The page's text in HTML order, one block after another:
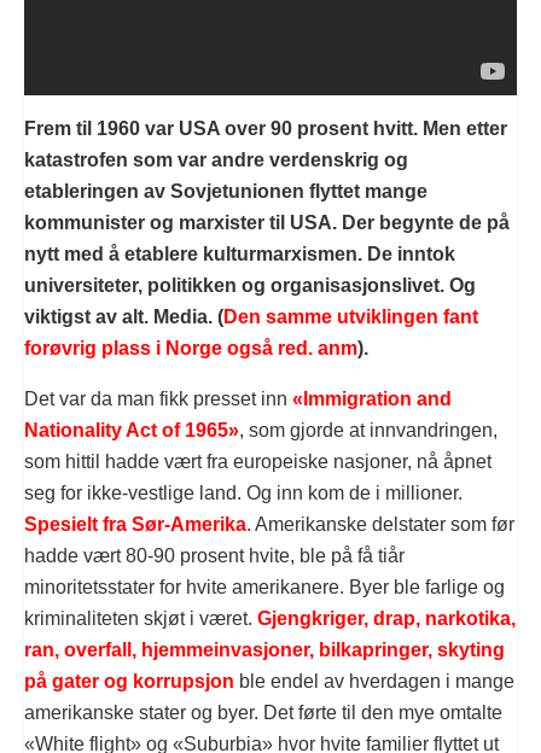
Frem til 1960 var USA over 90 prosent hvitt. Men etter
katastrofen som var andre verdenskrig og
etableringen av Sovjetunionen flyttet mange
kommunister og marxister til USA. Der begynte de på
nytt med å etablere kulturmarxismen. De inntok
universiteter, politikken og organisasjonslivet. Og
viktigst av alt. Media. (Den samme utviklingen fant
forøvrig plass i Norge også red. anm).
Det var da man fikk presset inn «Immigration and
Nationality Act of 1965», som gjorde at innvandringen,
som hittil hadde vært fra europeiske nasjoner, nå åpnet
seg for ikke-vestlige land. Og inn kom de i millioner.
Spesielt fra Sør-Amerika. Amerikanske delstater som før
hadde vært 80-90 prosent hvite, ble på få tiår
minoritetsstater for hvite amerikanere. Byer ble farlige og
kriminaliteten skjøt i været. Gjengkriger, drap, narkotika,
ran, overfall, hjemmeinvasjoner, bilkapringer, skyting
på gater og korrupsjon ble endel av hverdagen i mange
amerikanske stater og byer. Det førte til den mye omtalte
«White flight» og «Suburbia» hvor hvite familier flyttet ut